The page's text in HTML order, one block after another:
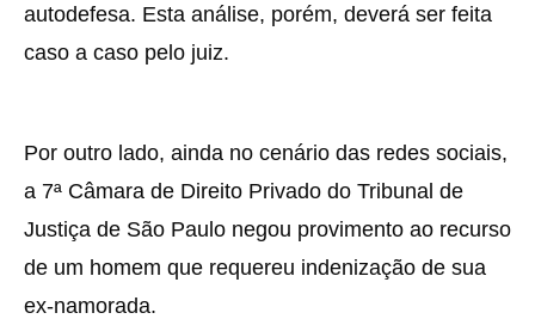
autodefesa. Esta análise, porém, deverá ser feita
caso a caso pelo juiz.
Por outro lado, ainda no cenário das redes sociais,
a 7ª Câmara de Direito Privado do Tribunal de
Justiça de São Paulo negou provimento ao recurso
de um homem que requereu indenização de sua
ex-namorada.